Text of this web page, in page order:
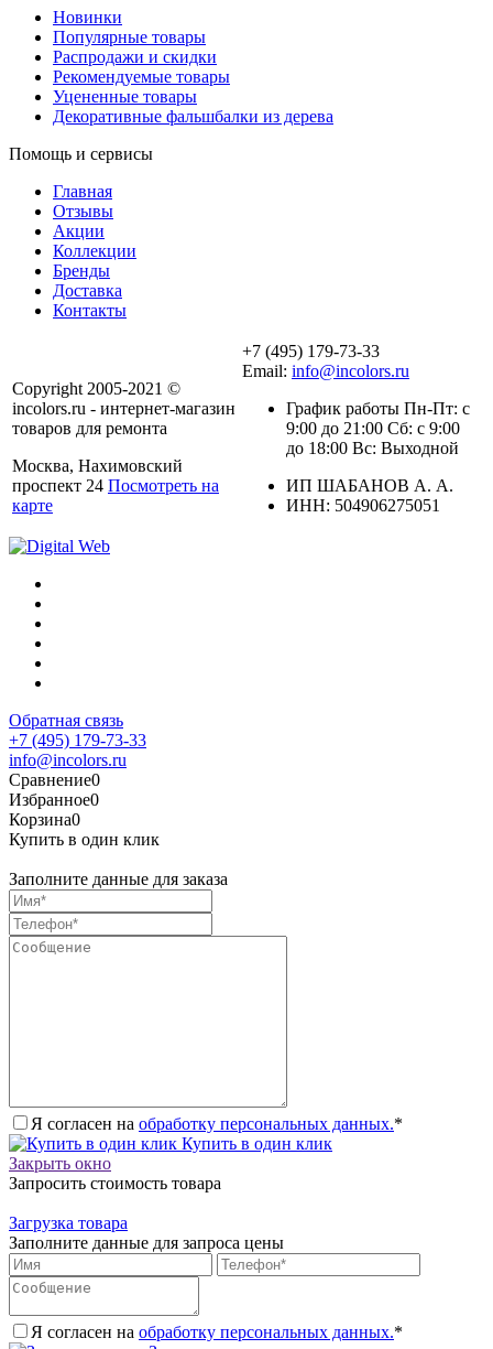
Новинки
Популярные товары
Распродажи и скидки
Рекомендуемые товары
Уцененные товары
Декоративные фальшбалки из дерева
Помощь и сервисы
Главная
Отзывы
Акции
Коллекции
Бренды
Доставка
Контакты
Copyright 2005-2021 ©
incolors.ru - интернет-магазин
товаров для ремонта
Москва, Нахимовский
проспект 24 Посмотреть на
карте
+7 (495) 179-73-33
Email: info@incolors.ru
График работы Пн-Пт: с
9:00 до 21:00 Сб: с 9:00
до 18:00 Вс: Выходной
ИП ШАБАНОВ А. А.
ИНН: 504906275051
Обратная связь
+7 (495) 179-73-33
info@incolors.ru
Сравнение0
Избранное0
Корзина0
Купить в один клик
Заполните данные для заказа
Я согласен на обработку персональных данных.*
Купить в один клик
Закрыть окно
Запросить стоимость товара
Загрузка товара
Заполните данные для запроса цены
Я согласен на обработку персональных данных.*